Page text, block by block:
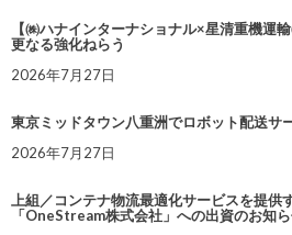
【㈱ハナインターナショナル×星清重機運
更なる強化ねらう
2026年7月27日
東京ミッドタウン八重洲でロボット配送サ
2026年7月27日
上組／コンテナ物流最適化サービスを提供
「OneStream株式会社」への出資のお知